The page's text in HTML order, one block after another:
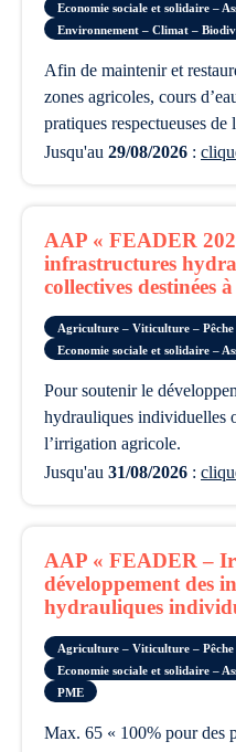
Economie sociale et solidaire –
Environnement – Climat –
afin de maintenir et restaurer les milieux naturels (forêts,
zones agricoles, cours
pratiques respectueuses de
Jusqu'au 29/08/2026 :
AAP « FEADER
infrastructures
collectives destinées
Agriculture – Viticulture –
Economie sociale et solidaire –
pour soutenir le développement d’infrastructures
hydrauliques individuelles
l’irrigation agricole.
Jusqu'au 31/08/2026 :
AAP « FEADER –
développement des
hydrauliques
Agriculture – Viticulture –
Economie sociale et solidaire –
PME
max. 65 « 100% pour des projets d’irrigation avec